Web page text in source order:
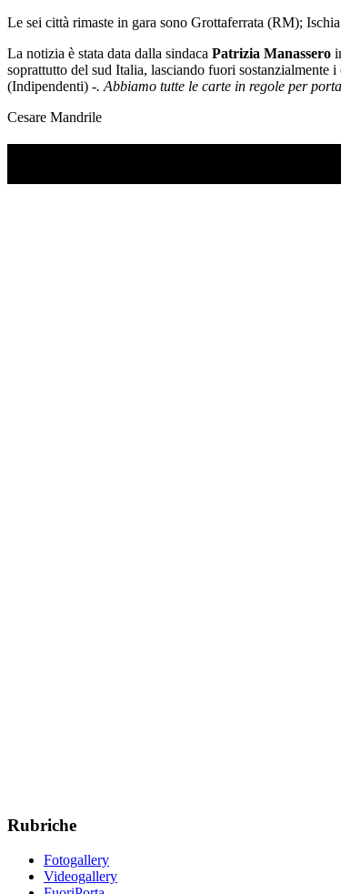
Le sei città rimaste in gara sono Grottaferrata (RM);
La notizia è stata data dalla sindaca Patrizia Manassero
soprattutto del sud Italia, lasciando fuori sostanzialmente
(Indipendenti) -. Abbiamo tutte le carte in regole per
Cesare Mandrile
Rubriche
Fotogallery
Videogallery